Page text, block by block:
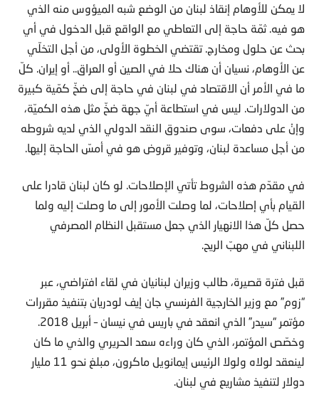
لا يمكن للأوهام إنقاذ لبنان من الوضع شبه الميؤوس منه الذي
هو فيه. ثمّة حاجة إلى التعاطي مع الواقع قبل الدخول في أي
بحث عن حلول ومخارج. تقتضي الخطوة الأولى، من أجل التخلّي
عن الأوهام، نسيان أن هناك حلا في الصين أو العراق.. أو إيران. كلّ
ما في الأمر أن الاقتصاد في لبنان في حاجة إلى ضخّ كمّية كبيرة
من الدولارات. ليس في استطاعة أيّ جهة ضخّ مثل هذه الكميّة،
وإنْ على دفعات، سوى صندوق النقد الدولي الذي لديه شروطه
من أجل مساعدة لبنان، وتوفير قروض هو في أمسّ الحاجة إليها.
في مقدّم هذه الشروط تأتي الإصلاحات. لو كان لبنان قادرا على
القيام بأي إصلاحات، لما وصلت الأمور إلى ما وصلت إليه ولما
حصل كلّ هذا الانهيار الذي جعل مستقبل النظام المصرفي
اللبناني في مهبّ الريح.
قبل فترة قصيرة، طالب وزيران لبنانيان في لقاء افتراضي، عبر
“زوم” مع وزير الخارجية الفرنسي جان إيف لودريان بتنفيذ مقررات
وخصّص المؤتمر، الذي كان وراءه سعد الحريري والذي ما كان
لينعقد لولاه ولولا الرئيس إيمانويل ماكرون، مبلغ نحو 11 مليار
دولار لتنفيذ مشاريع في لبنان.